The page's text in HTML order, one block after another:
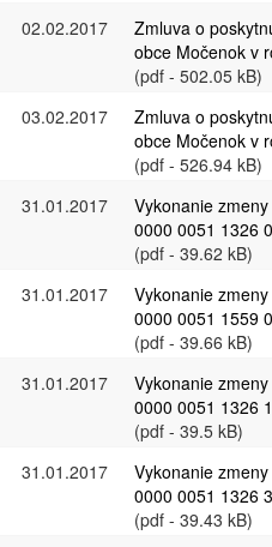
02.02.2017
Zmluva o
obce Močenok v
(pdf - 502.05 kB)
03.02.2017
Zmluva o
obce Močenok v
(pdf - 526.94 kB)
31.01.2017
Vykonanie
0000 0051 1326
(pdf - 39.62 kB)
31.01.2017
Vykonanie
0000 0051 1559
(pdf - 39.66 kB)
31.01.2017
Vykonanie
0000 0051 1326
(pdf - 39.5 kB)
31.01.2017
Vykonanie
0000 0051 1326
(pdf - 39.43 kB)